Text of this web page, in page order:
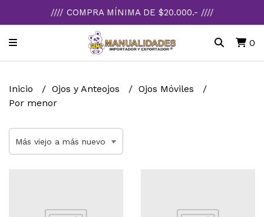
//// COMPRA MÍNIMA DE $20.000.- ////
0
Inicio Ojos y Anteojos
Ojos Móviles
Por menor